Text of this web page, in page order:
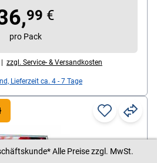
99 €
pro Pack
zzgl. Service- & Versandkosten
Lieferzeit ca. 4 - 7 Tage
/ Geschäftskunde* Alle Preise zzgl. MwSt.